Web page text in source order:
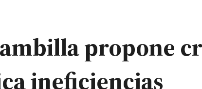
propone
ineficiencias